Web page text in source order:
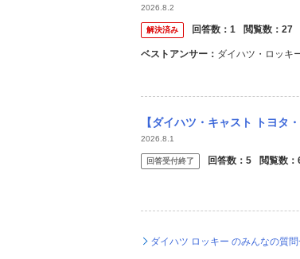
2026.8.2
解決済み 回答数： 1 閲覧数： 27
ベストアンサー： ダイハツ・ロッキ
【ダイハツ・キャスト トヨタ・ピクシスジョイ 買うならど
2026.8.1
回答受付終了 回答数： 5 閲覧数：
ダイハツ ロッキー のみんなの質